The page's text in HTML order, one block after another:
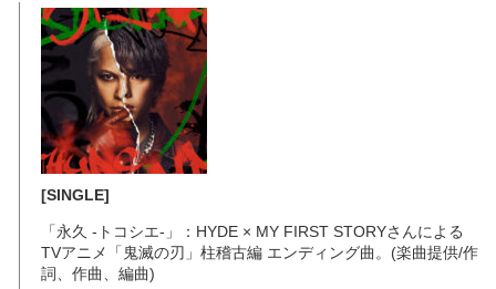
[SINGLE]
「永久 -トコシエ-」：HYDE × MY FIRST STORYさんによる
TVアニメ「鬼滅の刃」柱稽古編 エンディング曲。(楽曲提供/作
詞、作曲、編曲)